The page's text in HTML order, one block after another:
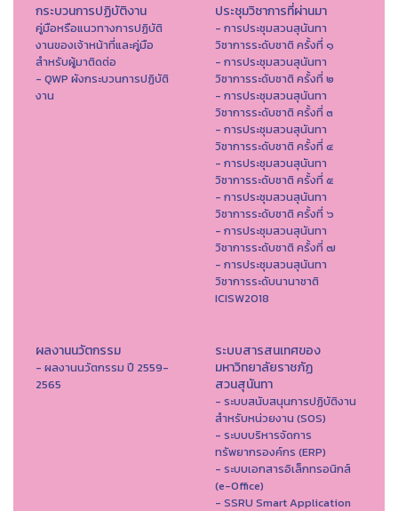
กระบวนการปฏิบัติงาน
คู่มือหรือแนวทางการปฏิบัติ
งานของเจ้าหน้าที่และคู่มือ
สำหรับผู้มาติดต่อ
- QWP ผังกระบวนการปฏิบัติ
งาน
ประชุมวิชาการที่ผ่านมา
- การประชุมสวนสุนันทา
วิชาการระดับชาติ ครั้งที่ ๑
- การประชุมสวนสุนันทา
วิชาการระดับชาติ ครั้งที่ ๒
- การประชุมสวนสุนันทา
วิชาการระดับชาติ ครั้งที่ ๓
- การประชุมสวนสุนันทา
วิชาการระดับชาติ ครั้งที่ ๔
- การประชุมสวนสุนันทา
วิชาการระดับชาติ ครั้งที่ ๕
- การประชุมสวนสุนันทา
วิชาการระดับชาติ ครั้งที่ ๖
- การประชุมสวนสุนันทา
วิชาการระดับชาติ ครั้งที่ ๗
- การประชุมสวนสุนันทา
วิชาการระดับนานาชาติ
ICISW2018
ผลงานนวัตกรรม
- ผลงานนวัตกรรม ปี 2559-
2565
ระบบสารสนเทศของ
มหาวิทยาลัยราชภัฏ
สวนสุนันทา
- ระบบสนับสนุนการปฏิบัติงาน
สำหรับหน่วยงาน (SOS)
- ระบบบริหารจัดการ
ทรัพยากรองค์กร (ERP)
- ระบบเอกสารอิเล็กทรอนิกส์
(e-Office)
- SSRU Smart Application